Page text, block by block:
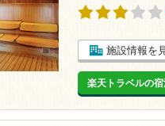
施設情報を
楽天トラベルの